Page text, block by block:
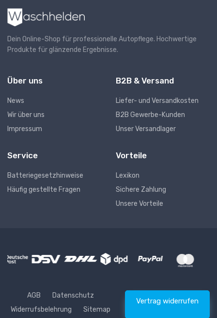
Dein Online-Shop für professionelle Autopflege. Hochwertige
Produkte für glänzende Ergebnisse.
Über uns
News
Wir über uns
Impressum
B2B & Versand
Liefer- und Versandkosten
B2B Gewerbe-Kunden
Unser Versandlager
Service
Batteriegesetzhinweise
Häufig gestellte Fragen
Vorteile
Lexikon
Sichere Zahlung
Unsere Vorteile
AGB
Datenschutz
Widerrufsbelehrung
Sitemap
Vertrag widerrufen